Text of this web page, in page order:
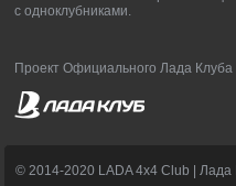
с одноклубниками.
Проект Официального Лада Клуба
© 2014-2020 LADA 4x4 Club | Лада